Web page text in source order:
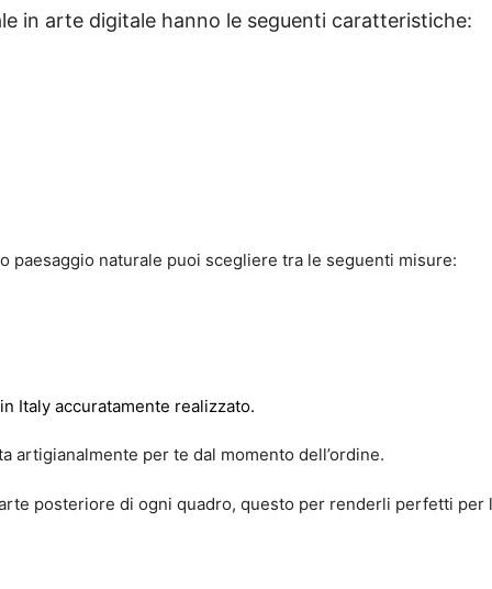
in arte digitale hanno le seguenti caratteristiche:
paesaggio naturale puoi scegliere tra le seguenti misure:
Italy accuratamente realizzato.
artigianalmente per te dal momento dell’ordine.
posteriore di ogni quadro, questo per renderli perfetti per